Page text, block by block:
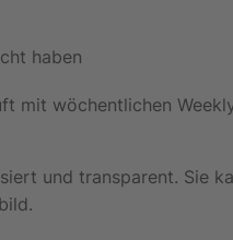
haben
mit wöchentlichen
und transparent. Sie